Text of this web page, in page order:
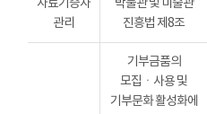
자료기증자
관리
박물관 및 미술관
진흥법 제8조
기부금품의
모집ㆍ사용 및
기부문화 활성화에